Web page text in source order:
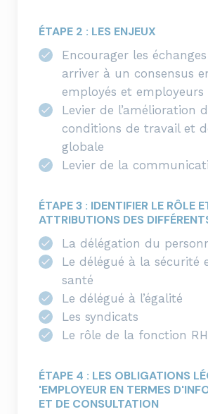
ÉTAPE 2 : LES ENJEUX
Encourager les
arriver à un consensus
employés et employeurs
Levier de l’amélioration
conditions de travail et
globale
Levier de la
ÉTAPE 3 : IDENTIFIER LE RÔLE
ATTRIBUTIONS DES
La délégation du
Le délégué à la sécurité
santé
Le délégué à l’égalité
Les syndicats
Le rôle de la fonction RH
ÉTAPE 4 : LES OBLIGATIONS
'EMPLOYEUR EN TERMES
ET DE CONSULTATION